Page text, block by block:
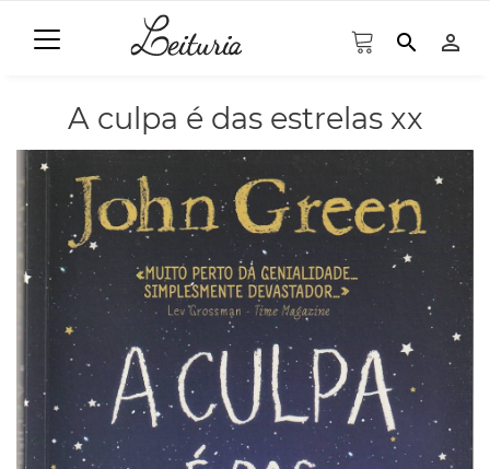
search person_outline
A culpa é das estrelas xx